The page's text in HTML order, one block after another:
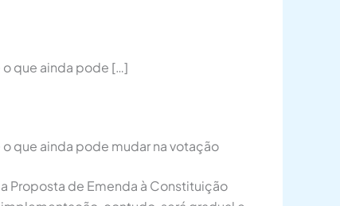
que ainda pode […]
que ainda pode mudar na votação
Proposta de Emenda à Constituição